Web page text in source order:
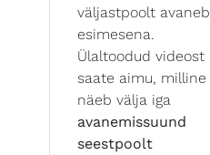
väljastpoolt avaneb
esimesena.
Ülaltoodud videost
saate aimu, milline
näeb välja iga
avanemissuund
seestpoolt